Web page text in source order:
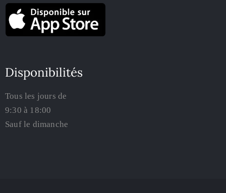
Disponibilités
Tous les jours de
9:30 à 18:00
Sauf le dimanche